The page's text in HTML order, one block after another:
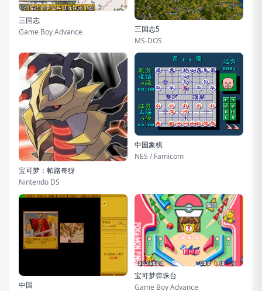
三国志
Game Boy Advance
三国志5
MS-DOS
宝可梦：帕路奇犽
Nintendo DS
中国象棋
NES / Famicom
中国
宝可梦弹珠台
Game Boy Advance